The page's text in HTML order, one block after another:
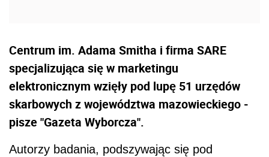
Centrum im. Adama Smitha i firma SARE
specjalizująca się w marketingu
elektronicznym wzięły pod lupę 51 urzędów
skarbowych z województwa mazowieckiego -
pisze "Gazeta Wyborcza".
Autorzy badania, podszywając się pod